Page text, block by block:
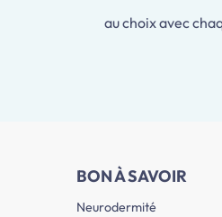
au choix avec
BON À SAVOIR
Neurodermité